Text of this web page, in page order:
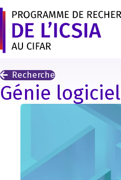
Recherche
Génie logiciel